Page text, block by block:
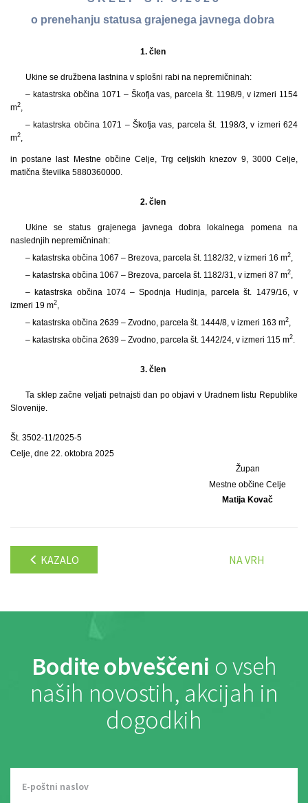
o prenehanju statusa grajenega javnega dobra
1. člen
Ukine se družbena lastnina v splošni rabi na nepremičninah:
– katastrska občina 1071 – Škofja vas, parcela št. 1198/9, v izmeri 1154
m2,
– katastrska občina 1071 – Škofja vas, parcela št. 1198/3, v izmeri 624
m2,
in postane last Mestne občine Celje, Trg celjskih knezov 9, 3000 Celje,
matična številka 5880360000.
2. člen
Ukine se status grajenega javnega dobra lokalnega pomena na
naslednjih nepremičninah:
– katastrska občina 1067 – Brezova, parcela št. 1182/32, v izmeri 16 m2,
– katastrska občina 1067 – Brezova, parcela št. 1182/31, v izmeri 87 m2,
– katastrska občina 1074 – Spodnja Hudinja, parcela št. 1479/16, v
izmeri 19 m2,
– katastrska občina 2639 – Zvodno, parcela št. 1444/8, v izmeri 163 m2,
– katastrska občina 2639 – Zvodno, parcela št. 1442/24, v izmeri 115 m2.
3. člen
Ta sklep začne veljati petnajsti dan po objavi v Uradnem listu Republike
Slovenije.
Št. 3502-11/2025-5
Celje, dne 22. oktobra 2025
Župan
Mestne občine Celje
Matija Kovač
KAZALO NA VRH
Bodite obveščeni o vseh
naših novostih, akcijah in
dogodkih